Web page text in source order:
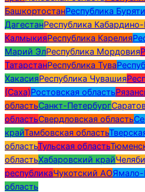
БашкортостанРеспублика
ДагестанРеспублика
КалмыкияРеспублика Карелия
Марий ЭлРеспублика Мордовия
ТатарстанРеспублика Тува
ХакасияРеспублика Чувашия
(Саха)Ростовская область
областьСанкт-Петербург
областьСвердловская область
крайТамбовская область
областьТульская область
областьХабаровский край
республикаЧукотский АО
область